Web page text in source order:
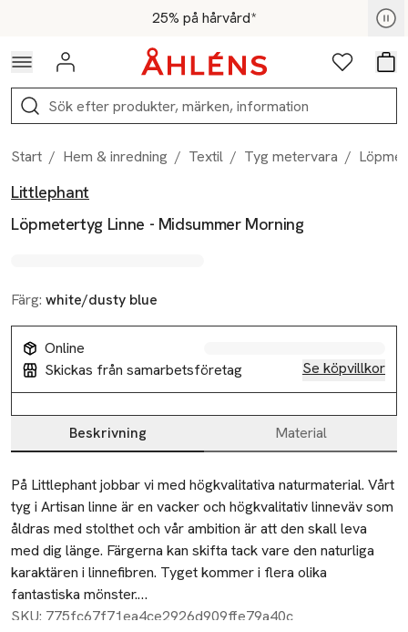
Hoppa till navigationsmenyn25% på hårvård*
För medlemmar - Shoppa nu
Logga in Favoriter
Sök
Start / Hem & inredning / Textil / Tyg metervara /
Produktbilder
Hoppa över bildspelet
Littlephant
Löpmetertyg Linne - Midsummer Morning
Färg: white/dusty blue
Online
Skickas från samarbetsföretag
Se köpvillkor
Produktinformation
Beskrivning Material
Beskrivning
På Littlephant jobbar vi med högkvalitativa naturmaterial. Vårt
tyg i Artisan linne är en vacker och högkvalitativ linneväv som
åldras med stolthet och vår ambition är att den skall leva
med dig länge. Färgerna kan skifta tack vare den naturliga
karaktären i linnefibren. Tyget kommer i flera olika
fantastiska mönster.
SKU: 775fc67f71ea4ce2926d909ffe79a40c